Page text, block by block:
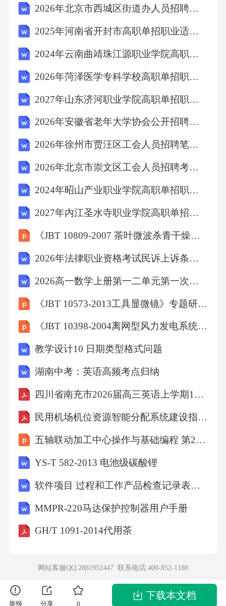
（如H2），并通过多次重熔使成分高度均匀
化，消除冶金缺陷。这是获得高质量钛管坯料
的基础，从根本上决定了最终产品的耐蚀性、
难以弥补铸锭的先天不足。挤压、斜轧穿孔与
焊接：三大成型工艺路径的技术分野及在标准
中的适用性与质量表征差异01标准涵盖了无缝
管（挤压、斜轧穿孔）和焊接管。无缝管整体
性场合。焊接管生产效率高，成本较低，尺寸
精度好，其关键在于焊缝质量必须达到与母材
“等强、等韧、等耐蚀”。标准对焊接管的质量要
用。02冷轧与热处理的艺术：冷加工硬化与退
火制度的协同如何精准调控钛管的最终性能钛
管在冷轧（拔）后会产生加工硬化，强度和硬
度上升，塑性下降。标准通过规定最终的退火
组织、消除应力。退火温度、时间和气氛的控
制至关重要，它决定了晶粒度、相组成和力学
性能指标。标准规定的力学性能值，正是基于
目标。精度之战：全面解析标准对钛管尺寸、
外形及重量允许偏差的严苛要求与工程意义外
径与壁厚公差：解读为何微小偏差在换热管与
管板的胀接/焊接中举足轻重1换热器的制造中，
艺。外径负偏差过大会导致胀接不紧，引发泄
漏；正偏差过大会造成穿管困难。壁厚偏差影
响承压能力和传热计算。GB/T3625-2007根据管
心目的是确保管子与管板孔的配合精度，保证
曲度与椭圆度：形位公差如何影响换热管束的
2026年北京市西城区街道办人员招聘考试备考试题及答案详解
2025年河南省开封市高职单招职业适应性测试考试题库附答案详解【培优B卷】
2024年云南曲靖珠江源职业学院高职单招职业技能考试模拟试卷含答案详解【培优】
2026年菏泽医学专科学校高职单招职业技能考试模拟试卷含答案详解（研优卷）
2027年山东济河职业学院高职单招职业技能考试题库含答案详解（完整版）
2026年安徽省老年大学协会公开招聘财务人员笔试备考试题及答案详解
2026年徐州市贾汪区工会人员招聘笔试备考试题及答案详解
2026年北京市崇文区工会人员招聘考试备考题库及答案详解
2024年昭山产业职业学院高职单招职业适应性测试考试题库带答案详解（模拟题）
2027年内江圣水寺职业学院高职单招职业技能考试模拟试卷及答案详解（名校卷）
《JBT 10809-2007 茶叶微波杀青干燥设备》专题研究报告
2026年法律职业资格考试民诉上诉条件程序卷含答案
2026高一数学上册第一二单元第一次月考含答案及解析
《JBT 10573-2013工具显微镜》专题研究报告
《JBT 10398-2004离网型风力发电系统售后技术服务规范》专题研究报告
教学设计10 日期类型格式问题
湖南中考：英语高频考点归纳
四川省南充市2026届高三英语上学期1月月考试题含解析
民用机场机位资源智能分配系统建设指南（TCCAATB 0025-2022）
五轴联动加工中心操作与基础编程 第2版 课件 项目四VERICUT五轴加工仿真技术认知
YS-T 582-2013 电池级碳酸锂
软件项目 过程和工作产品检查记录表全套
MMPR-220马达保护控制器用户手册
GH/T 1091-2014代用茶
网站客服QQ:2881952447 联系电话:400-852-1180
举报 分享 0
下载本文档